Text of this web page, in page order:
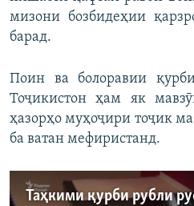
мизони бозбидеҳии
барад.
Поин ва болоравии
Тоҷикистон ҳам як
ҳазорҳо муҳоҷири тоҷик
ба ватан мефиристанд.